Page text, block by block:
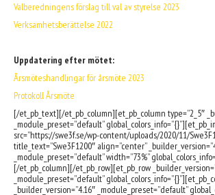
Valberedningens förslag till val av styrelse 2023
Verksamhetsberättelse 2022
Uppdatering efter mötet:
Årsmöteshandlingar för årsmöte 2023
Protokoll Årsmöte
[/et_pb_text][/et_pb_column][et_pb_column type=”2_5″
_module_preset=”default”
src=”https://swe3f.se/wp-content/uploads/2020/11/
title_text=”Swe3F1200″ align=”center”
_module_preset=”default” width=”73%”
[/et_pb_column][/et_pb_row][et_pb_row
_module_preset=”default”
_builder_version=”4.16″ _module_preset=”default”